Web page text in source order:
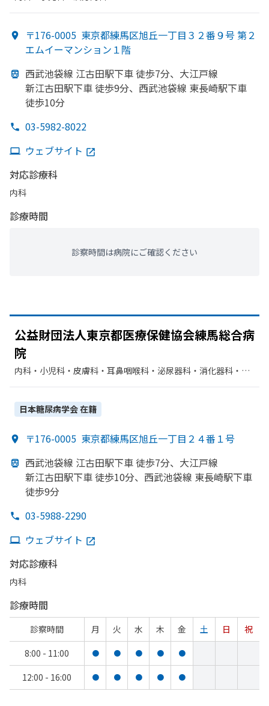
〒176-0005 東京都練馬区旭丘一丁目３２番９号 第２
エムイーマンション１階
西武池袋線 江古田駅下車 徒歩7分、 大江戸線
新江古田駅下車 徒歩9分、 西武池袋線 東長崎駅下車
徒歩10分
03-5982-8022
ウェブサイト
対応診療科
内科
診療時間
診察時間は病院にご確認ください
公益財団法人東京都医療保健協会練馬総合病
院
内科・​小児科・​皮膚科・​耳鼻咽喉科・​泌尿器科・​消化器科・​循
急科
日本糖尿病学会在籍
〒176-0005 東京都練馬区旭丘一丁目２４番１号
西武池袋線 江古田駅下車 徒歩7分、 大江戸線
新江古田駅下車 徒歩10分、 西武池袋線 東長崎駅下車
徒歩9分
03-5988-2290
ウェブサイト
対応診療科
内科
診療時間
診察時間 月 火 水 木 金 土 日
祝
8:00 - 11:00
● ● ● ● ●
12:00 - 16:00 ● ● ● ● ●